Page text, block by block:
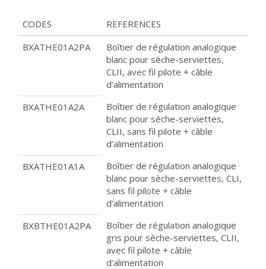
CODES
REFERENCES
BXATHE01A2PA
Boîtier de régulation analogique
blanc pour sèche-serviettes,
CLII, avec fil pilote + câble
d’alimentation
BXATHE01A2A
Boîtier de régulation analogique
blanc pour sèche-serviettes,
CLII, sans fil pilote + câble
d’alimentation
BXATHE01A1A
Boîtier de régulation analogique
blanc pour sèche-serviettes, CLI,
sans fil pilote + câble
d’alimentation
BXBTHE01A2PA
Boîtier de régulation analogique
gris pour sèche-serviettes, CLII,
avec fil pilote + câble
d’alimentation